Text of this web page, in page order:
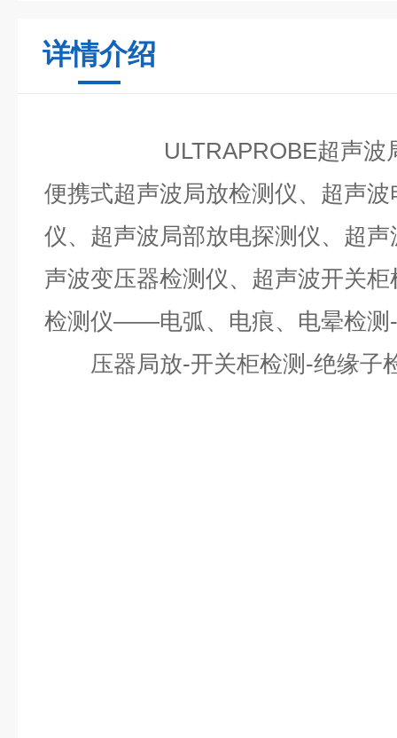
详情介绍
ULTRAPROBE超声波
便携式超声波局放检测仪、超声
仪、超声波局部放电探测仪、超
声波变压器检测仪、超声波开关
检测仪——电弧、电痕、电晕检测
压器局放-开关柜检测-绝缘子